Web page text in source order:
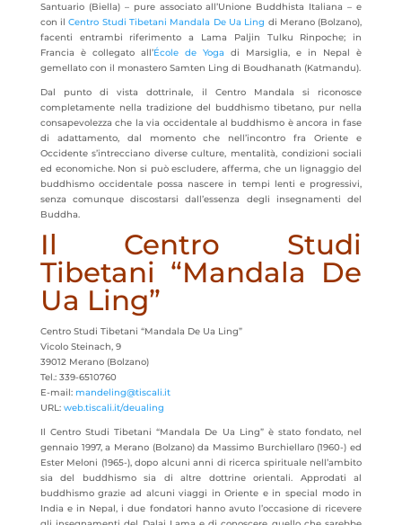
Santuario (Biella) – pure associato all’Unione Buddhista Italiana – e
con il Centro Studi Tibetani Mandala De Ua Ling di Merano (Bolzano),
facenti entrambi riferimento a Lama Paljin Tulku Rinpoche; in
Francia è collegato all’École de Yogadi Marsiglia, e in Nepal è
gemellato con il monastero Samten Ling di Boudhanath (Katmandu).
Dal punto di vista dottrinale, il Centro Mandala si riconosce
completamente nella tradizione del buddhismo tibetano, pur nella
consapevolezza che la via occidentale al buddhismo è ancora in fase
di adattamento, dal momento che nell’incontro fra Oriente e
Occidente s’intrecciano diverse culture, mentalità, condizioni sociali
ed economiche. Non si può escludere, afferma, che un lignaggio del
buddhismo occidentale possa nascere in tempi lenti e progressivi,
senza comunque discostarsi dall’essenza degli insegnamenti del
Buddha.
Il Centro Studi
Tibetani “Mandala De
Ua Ling”
Centro Studi Tibetani “Mandala De Ua Ling”
Vicolo Steinach, 9
39012 Merano (Bolzano)
Tel.: 339-6510760
E-mail: mandeling@tiscali.it
URL: web.tiscali.it/deualing
Il Centro Studi Tibetani “Mandala De Ua Ling” è stato fondato, nel
gennaio 1997, a Merano (Bolzano) da Massimo Burchiellaro (1960-) ed
Ester Meloni (1965-), dopo alcuni anni di ricerca spirituale nell’ambito
sia del buddhismo sia di altre dottrine orientali. Approdati al
buddhismo grazie ad alcuni viaggi in Oriente e in special modo in
India e in Nepal, i due fondatori hanno avuto l’occasione di ricevere